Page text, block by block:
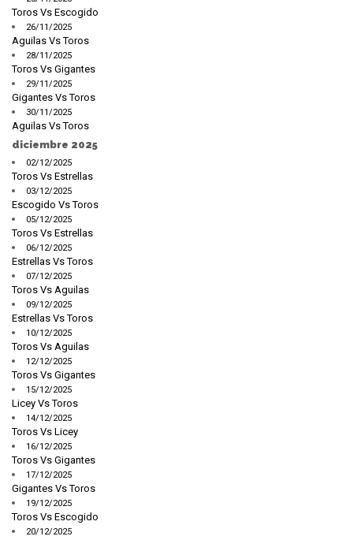
Toros Vs Escogido
26/11/2025
Aguilas Vs Toros
28/11/2025
Toros Vs Gigantes
29/11/2025
Gigantes Vs Toros
30/11/2025
Aguilas Vs Toros
diciembre 2025
02/12/2025
Toros Vs Estrellas
03/12/2025
Escogido Vs Toros
05/12/2025
Toros Vs Estrellas
06/12/2025
Estrellas Vs Toros
07/12/2025
Toros Vs Aguilas
09/12/2025
Estrellas Vs Toros
10/12/2025
Toros Vs Aguilas
12/12/2025
Toros Vs Gigantes
15/12/2025
Licey Vs Toros
14/12/2025
Toros Vs Licey
16/12/2025
Toros Vs Gigantes
17/12/2025
Gigantes Vs Toros
19/12/2025
Toros Vs Escogido
20/12/2025